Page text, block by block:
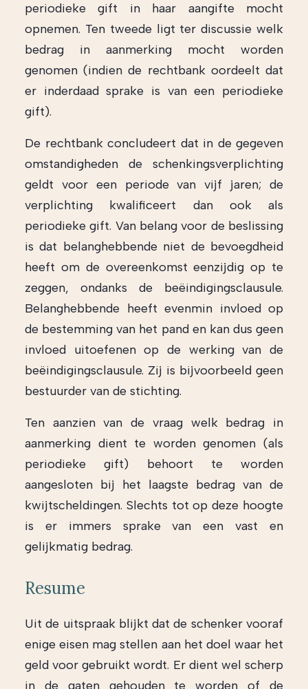
periodieke gift in haar aangifte mocht
opnemen. Ten tweede ligt ter discussie welk
bedrag in aanmerking mocht worden
genomen (indien de rechtbank oordeelt dat
er inderdaad sprake is van een periodieke
gift).
De rechtbank concludeert dat in de gegeven
omstandigheden de schenkingsverplichting
geldt voor een periode van vijf jaren; de
verplichting kwalificeert dan ook als
periodieke gift. Van belang voor de beslissing
is dat belanghebbende niet de bevoegdheid
heeft om de overeenkomst eenzijdig op te
zeggen, ondanks de beëindigingsclausule.
Belanghebbende heeft evenmin invloed op
de bestemming van het pand en kan dus geen
invloed uitoefenen op de werking van de
beëindigingsclausule. Zij is bijvoorbeeld geen
bestuurder van de stichting.
Ten aanzien van de vraag welk bedrag in
aanmerking dient te worden genomen (als
periodieke gift) behoort te worden
aangesloten bij het laagste bedrag van de
kwijtscheldingen. Slechts tot op deze hoogte
is er immers sprake van een vast en
gelijkmatig bedrag.
Resume
Uit de uitspraak blijkt dat de schenker vooraf
enige eisen mag stellen aan het doel waar het
geld voor gebruikt wordt. Er dient wel scherp
in de gaten gehouden te worden of de